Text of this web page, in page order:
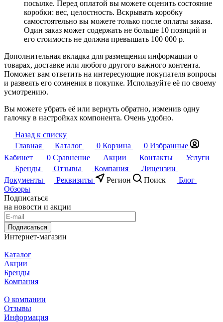
посылке. Перед оплатой вы можете оценить состояние
коробки: вес, целостность. Вскрывать коробку
самостоятельно вы можете только после оплаты заказа.
Один заказ может содержать не больше 10 позиций и
его стоимость не должна превышать 100 000 р.
Дополнительная вкладка для размещения информации о
товарах, доставке или любого другого важного контента.
Поможет вам ответить на интересующие покупателя вопросы
и развеять его сомнения в покупке. Используйте её по своему
усмотрению.
Вы можете убрать её или вернуть обратно, изменив одну
галочку в настройках компонента. Очень удобно.
Назад к списку
Главная
Каталог 0 Корзина 0 Избранные
Кабинет
0 Сравнение Акции Контакты
Услуги
Бренды
Отзывы Компания
Лицензии
Документы
Реквизиты Регион Поиск
Блог
Обзоры
Подписаться
на новости и акции
Подписаться
Интернет-магазин
Каталог
Акции
Бренды
Компания
О компании
Отзывы
Информация